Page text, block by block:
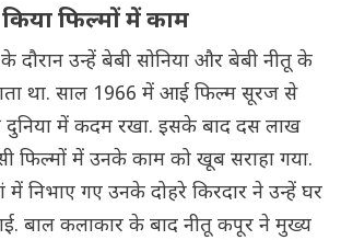
किया फिल्मों में काम
उन्हें बेबी सोनिया और बेबी नीतू के
था. साल 1966 में आई फिल्म सूरज से
दुनिया में कदम रखा. इसके बाद दस लाख
फिल्मों में उनके काम को खूब सराहा गया.
निभाए गए उनके दोहरे किरदार ने उन्हें घर
बाल कलाकार के बाद नीतू कपूर ने मुख्य